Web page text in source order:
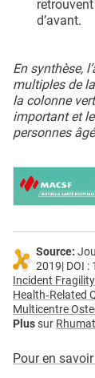
d’avant.
En synthèse,
multiples de
la colonne
important et
personnes
Source:
2019| DOI
Incident
Health‐Related
Multicentre
Plussur
Pour en